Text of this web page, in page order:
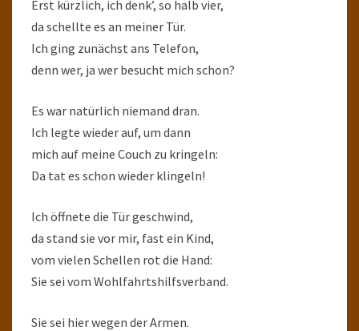
Erst kürzlich, ich denk’, so halb vier,
da schellte es an meiner Tür.
Ich ging zunächst ans Telefon,
denn wer, ja wer besucht mich schon?
Es war natürlich niemand dran.
Ich legte wieder auf, um dann
mich auf meine Couch zu kringeln:
Da tat es schon wieder klingeln!
Ich öffnete die Tür geschwind,
da stand sie vor mir, fast ein Kind,
vom vielen Schellen rot die Hand:
Sie sei vom Wohlfahrtshilfsverband.
Sie sei hier wegen der Armen.